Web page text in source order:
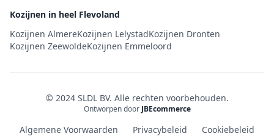
Kozijnen in heel Flevoland
Kozijnen AlmereKozijnen LelystadKozijnen Dronten
Kozijnen ZeewoldeKozijnen Emmeloord
© 2024 SLDL BV. Alle rechten voorbehouden.
Ontworpen door JBEcommerce
Algemene Voorwaarden Privacybeleid Cookiebeleid